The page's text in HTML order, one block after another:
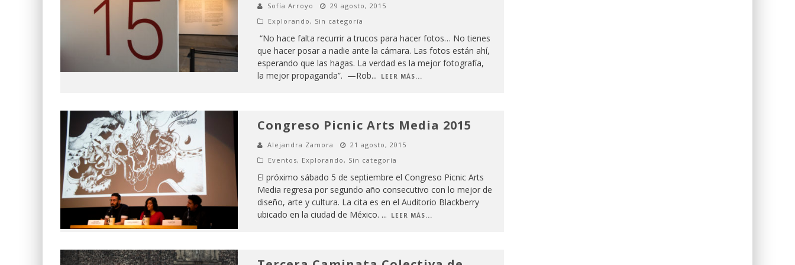
Sofía Arroyo
29 agosto, 2015
Explorando, Sin categoría
“No hace falta recurrir a trucos para hacer fotos… No tienes
que hacer posar a nadie ante la cámara. Las fotos están ahí,
esperando que las hagas. La verdad es la mejor fotografía,
la mejor propaganda”. —Rob... LEER MÁS...
Congreso Picnic Arts Media 2015
Alejandra Zamora
21 agosto, 2015
Eventos, Explorando, Sin categoría
El próximo sábado 5 de septiembre el Congreso Picnic Arts
Media regresa por segundo año consecutivo con lo mejor de
diseño, arte y cultura. La cita es en el Auditorio Blackberry
ubicado en la ciudad de México. ... LEER MÁS...